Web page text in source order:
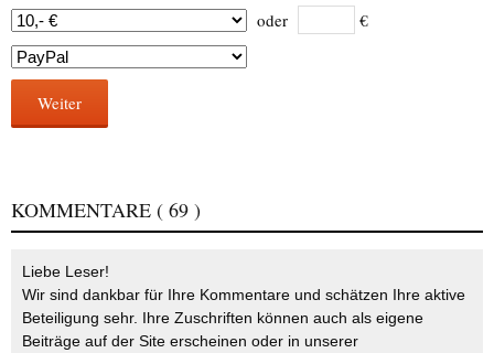
oder €
Weiter
KOMMENTARE ( 69 )
Liebe Leser!
Wir sind dankbar für Ihre Kommentare und schätzen Ihre aktive
Beteiligung sehr. Ihre Zuschriften können auch als eigene
Beiträge auf der Site erscheinen oder in unserer